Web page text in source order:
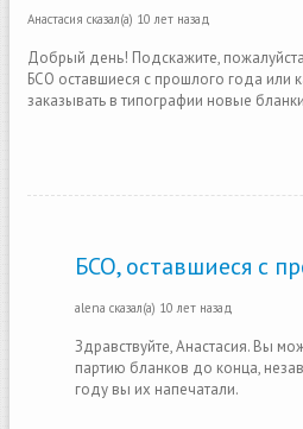
Анастасия сказал(а) 10 лет назад
Добрый день! Подскажите,
БСО оставшиеся с прошлого года или
заказывать в типографии новые бланки
БСО, оставшиеся с
alena сказал(а) 10 лет назад
Здравствуйте, Анастасия. Вы
партию бланков до конца,
году вы их напечатали.